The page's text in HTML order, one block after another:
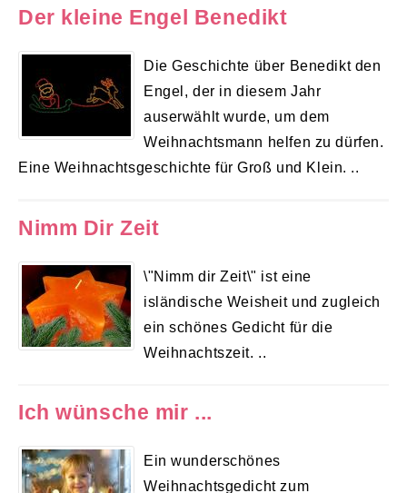
Der kleine Engel Benedikt
Die Geschichte über Benedikt den
Engel, der in diesem Jahr
auserwählt wurde, um dem
Weihnachtsmann helfen zu dürfen.
Eine Weihnachtsgeschichte für Groß und Klein. ..
Nimm Dir Zeit
\"Nimm dir Zeit\" ist eine
isländische Weisheit und zugleich
ein schönes Gedicht für die
Weihnachtszeit. ..
Ich wünsche mir ...
Ein wunderschönes
Weihnachtsgedicht zum